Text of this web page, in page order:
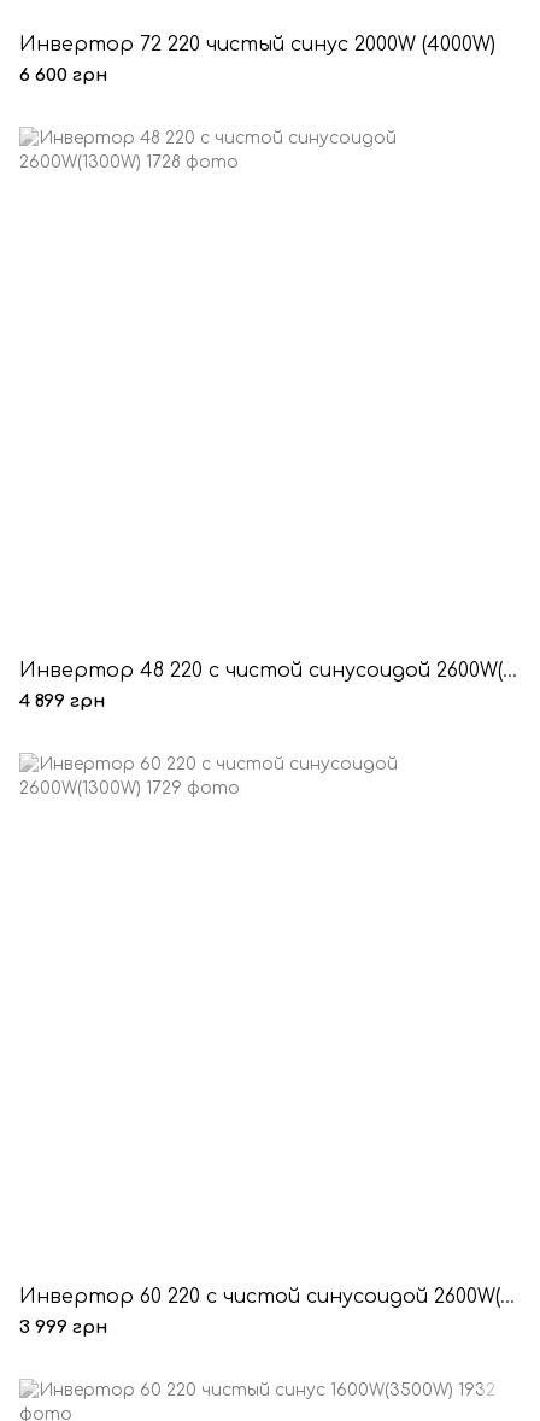
Инвертор 72 220 чистый синус 2000W (4000W)
6 600 грн
Инвертор 48 220 с чистой синусоидой 2600W(1300W)
4 899 грн
Инвертор 60 220 с чистой синусоидой 2600W(1300W)
3 999 грн